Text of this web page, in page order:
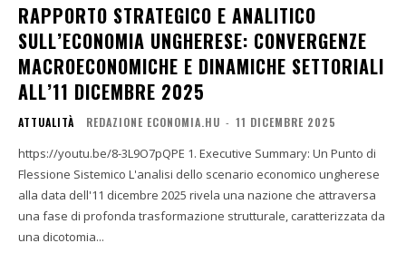
RAPPORTO STRATEGICO E ANALITICO
SULL’ECONOMIA UNGHERESE: CONVERGENZE
MACROECONOMICHE E DINAMICHE SETTORIALI
ALL’11 DICEMBRE 2025
ATTUALITÀ REDAZIONE ECONOMIA.HU - 11 DICEMBRE 2025
https://youtu.be/8-3L9O7pQPE 1. Executive Summary: Un Punto di
Flessione Sistemico L'analisi dello scenario economico ungherese
alla data dell'11 dicembre 2025 rivela una nazione che attraversa
una fase di profonda trasformazione strutturale, caratterizzata da
una dicotomia...